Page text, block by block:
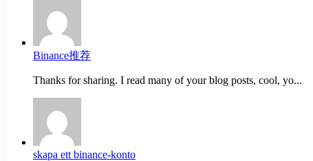
Binance推荐
Thanks for sharing. I read many of your blog posts, cool, yo...
skapa ett binance-konto